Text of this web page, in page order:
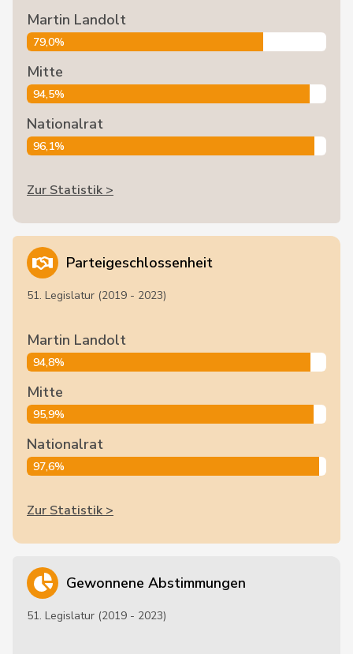
Martin Landolt
79,0%
Mitte
94,5%
Nationalrat
96,1%
Zur Statistik >
Parteigeschlossenheit
51. Legislatur (2019 - 2023)
Martin Landolt
94,8%
Mitte
95,9%
Nationalrat
97,6%
Zur Statistik >
Gewonnene Abstimmungen
51. Legislatur (2019 - 2023)